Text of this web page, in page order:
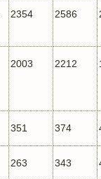
2354 2586
2003 2212
351 374
263 343